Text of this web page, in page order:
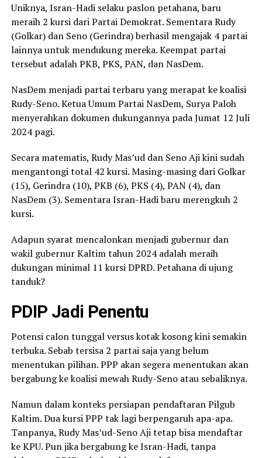
Uniknya, Isran-Hadi selaku paslon petahana, baru
meraih 2 kursi dari Partai Demokrat. Sementara Rudy
(Golkar) dan Seno (Gerindra) berhasil mengajak 4 partai
lainnya untuk mendukung mereka. Keempat partai
tersebut adalah PKB, PKS, PAN, dan NasDem.
NasDem menjadi partai terbaru yang merapat ke koalisi
Rudy-Seno. Ketua Umum Partai NasDem, Surya Paloh
menyerahkan dokumen dukungannya pada Jumat 12 Juli
2024 pagi.
Secara matematis, Rudy Mas’ud dan Seno Aji kini sudah
mengantongi total 42 kursi. Masing-masing dari Golkar
(15), Gerindra (10), PKB (6), PKS (4), PAN (4), dan
NasDem (3). Sementara Isran-Hadi baru merengkuh 2
kursi.
Adapun syarat mencalonkan menjadi gubernur dan
wakil gubernur Kaltim tahun 2024 adalah meraih
dukungan minimal 11 kursi DPRD. Petahana di ujung
tanduk?
PDIP Jadi Penentu
Potensi calon tunggal versus kotak kosong kini semakin
terbuka. Sebab tersisa 2 partai saja yang belum
menentukan pilihan. PPP akan segera menentukan akan
bergabung ke koalisi mewah Rudy-Seno atau sebaliknya.
Namun dalam konteks persiapan pendaftaran Pilgub
Kaltim. Dua kursi PPP tak lagi berpengaruh apa-apa.
Tanpanya, Rudy Mas’ud-Seno Aji tetap bisa mendaftar
ke KPU. Pun jika bergabung ke Isran-Hadi, tanpa